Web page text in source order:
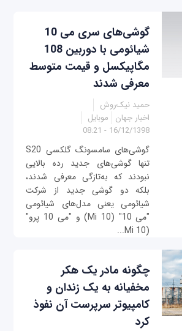
گوشی‌های سری می 10
شیائومی با دوربین 108
مگاپیکسل و قیمت متوسط
معرفی شدند
حمید نیک‌روش
اخبار جهان
موبایل
16/12/1398 - 08:21
گوشی‌های سامسونگ گلکسی S20
تنها گوشی‌های جدید رده بالایی
نبودند که به‌تازگی معرفی شدند،
بلکه دو گوشی جدید از شرکت
شیائومی یعنی مدل‌های شیائومی
"می 10" (Mi 10) و "می 10 پرو"
(Mi 10...
چگونه مادر یک هکر
مخفيانه به یک زندان و
کامپیوتر سرپرست آن نفوذ
کرد